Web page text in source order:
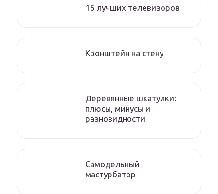
16 лучших телевизоров
Кронштейн на стену
Деревянные шкатулки:
плюсы, минусы и
разновидности
Самодельный
мастурбатор